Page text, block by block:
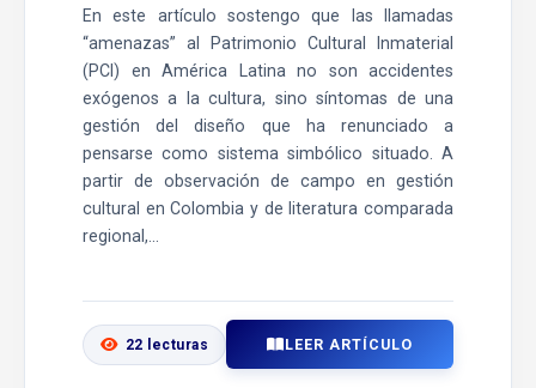
En este artículo sostengo que las llamadas
“amenazas” al Patrimonio Cultural Inmaterial
(PCI) en América Latina no son accidentes
exógenos a la cultura, sino síntomas de una
gestión del diseño que ha renunciado a
pensarse como sistema simbólico situado. A
partir de observación de campo en gestión
cultural en Colombia y de literatura comparada
regional,...
22 lecturas LEER ARTÍCULO